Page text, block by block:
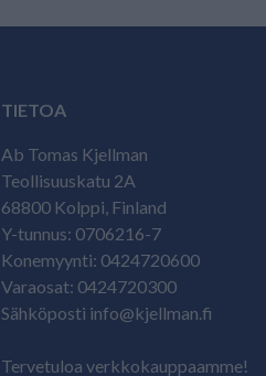
TIETOA
Ab Tomas Kjellman
Teollisuuskatu 2A
68800 Kolppi, Finland
Y-tunnus: 0706216-7
Konemyynti: 0424720600
Varaosat: 0424720300
Sähköposti info@kjellman.fi
Tervetuloa verkkokauppaamme!